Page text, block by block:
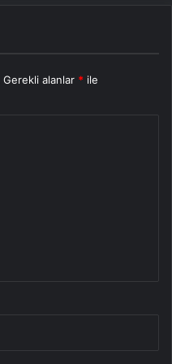
Gerekli alanlar * ile